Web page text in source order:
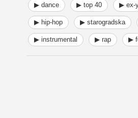
▶ dance ▶ top 40 ▶ ex-
▶ hip-hop ▶ starogradska
▶ instrumental ▶ rap ▶